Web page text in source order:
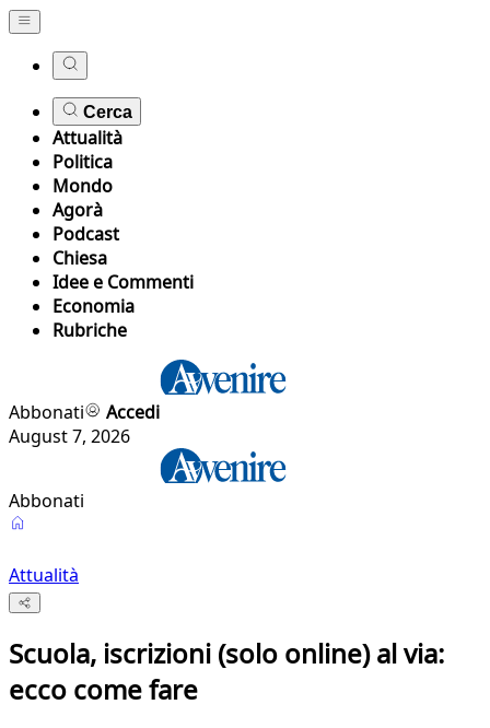
Cerca
Attualità
Politica
Mondo
Agorà
Podcast
Chiesa
Idee e Commenti
Economia
Rubriche
Abbonati
Accedi
August 7, 2026
Abbonati
Attualità
Scuola, iscrizioni (solo online) al via:
ecco come fare